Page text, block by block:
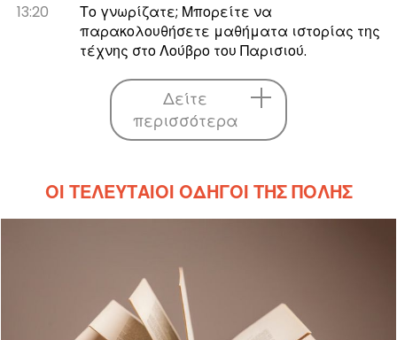
13:20
Το γνωρίζατε; Μπορείτε να
παρακολουθήσετε μαθήματα ιστορίας της
τέχνης στο Λούβρο του Παρισιού.
Δείτε
περισσότερα
ΟΙ ΤΕΛΕΥΤΑΊΟΙ ΟΔΗΓΟΊ ΤΗΣ ΠΌΛΗΣ